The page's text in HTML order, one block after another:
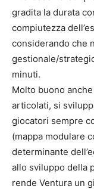
gradita la durata
compiutezza
considerando che
gestionale/
minuti.
Molto buono
articolati, si
giocatori sempre
(mappa modulare
determinante
allo sviluppo della
rende Ventura un